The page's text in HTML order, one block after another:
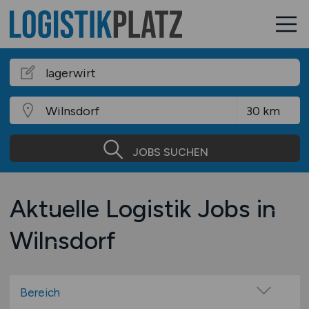
JOBS SUCHEN
Aktuelle Logistik Jobs in
Wilnsdorf
Bereich